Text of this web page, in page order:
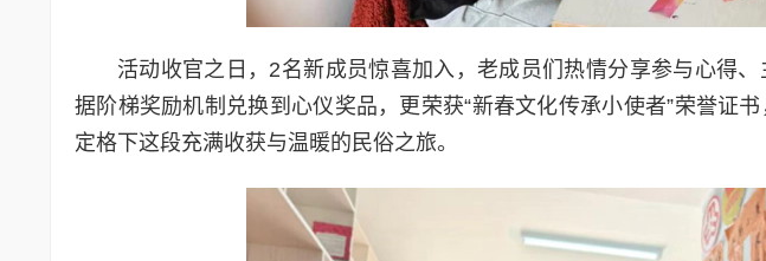
活动收官之日，2名新成员惊喜加入，老成员们热情分享参与心得
据阶梯奖励机制兑换到心仪奖品，更荣获“新春文化传承小使者”荣誉证
定格下这段充满收获与温暖的民俗之旅。